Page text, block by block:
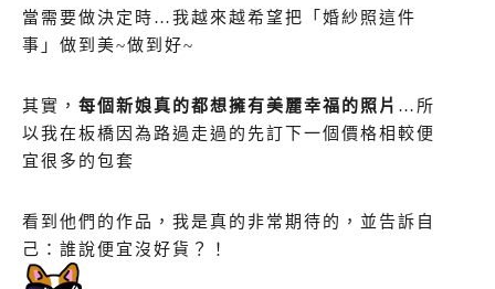
當需要做決定時…我越來越希望把「婚紗照這件
事」做到美~做到好~
其實， 每個新娘真的都想擁有美麗幸福的照片 …所
以我在板橋因為路過走過的先訂下一個價格相較便
宜很多的包套
看到他們的作品，我是真的非常期待的，並告訴自
己：誰說便宜沒好貨？！